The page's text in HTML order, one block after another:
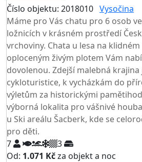
Číslo objektu: 2018010 Vysočina
Máme pro Vás chatu pro 6 osob
ložnicích v krásném prostředí
vrchoviny. Chata u lesa na
oploceným živým plotem Vám
dovolenou. Zdejší malebná krajina
cykloturistice, k vycházkám do
výletům za historickými
výborná lokalita pro vášnivé
u Ski areálu Šacberk, kde se
pro děti.
7
3
Od: 1.071 Kčza objekt a noc